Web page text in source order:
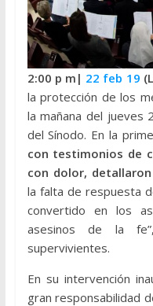
2:00 p m| 22 feb 19
la protección de los
la mañana del jueves
del Sínodo. En la
con testimonios de
con dolor,
la falta de respuesta
convertido en los
asesinos de la
supervivientes.
En su intervención
gran responsabilidad